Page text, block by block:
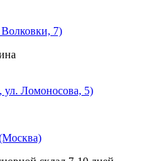
7)
ул. Ломоносова, 5)